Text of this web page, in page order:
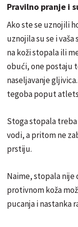
Pravilno
Ako ste se uznojili
uznojila su se i
na koži stopala ili
obući, one postaju
naseljavanje
tegoba poput
Stoga stopala
vodi, a pritom ne
prstiju.
Naime, stopala
protivnom koža
pucanja i nastanka